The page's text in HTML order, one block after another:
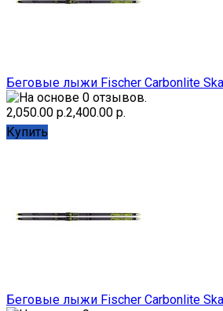
Беговые лыжи Fischer Carbonlite
2,050.00 р.2,400.00 р.
Купить
Беговые лыжи Fischer Carbonlite